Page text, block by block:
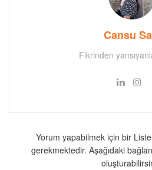
Cansu
Fikrinden
Yorum yapabilmek için bir
gerekmektedir. Aşağıdaki